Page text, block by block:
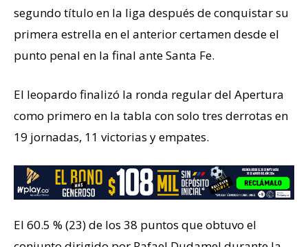
segundo título en la liga después de conquistar su
primera estrella en el anterior certamen desde el
punto penal en la final ante Santa Fe.
El leopardo finalizó la ronda regular del Apertura
como primero en la tabla con solo tres derrotas en
19 jornadas, 11 victorias y empates.
El 60.5 % (23) de los 38 puntos que obtuvo el